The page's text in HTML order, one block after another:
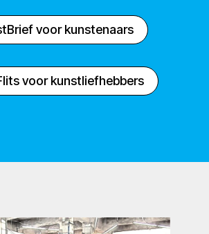
voor kunstenaars
voor kunstliefhebbers